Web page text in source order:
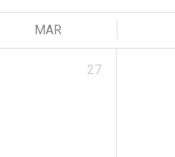
MAR
27